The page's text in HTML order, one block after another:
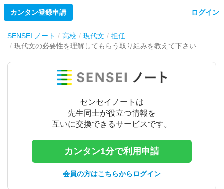
カンタン登録申請 ログイン
SENSEI ノート 高校 現代文
担任
現代文の必要性を理解してもらう取り組みを教えて下さい
センセイノートは
先生同士が役立つ情報を
互いに交換できるサービスです。
カンタン1分で利用申請
会員の方はこちらからログイン